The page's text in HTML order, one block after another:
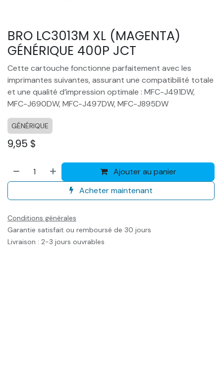
BRO LC3013M XL (MAGENTA)
GÉNÉRIQUE 400P JCT
Cette cartouche fonctionne parfaitement avec les
imprimantes suivantes, assurant une compatibilité totale
et une qualité d’impression optimale : MFC-J491DW,
MFC-J690DW, MFC-J497DW, MFC-J895DW
GÉNÉRIQUE
9,95 $
Ajouter au panier
Acheter maintenant
Conditions générales
Garantie satisfait ou remboursé de 30 jours
Livraison : 2-3 jours ouvrables